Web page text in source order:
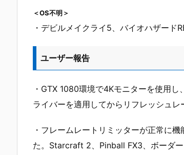
＜OS不明＞
・デビルメイクライ5、バイオハザード
ユーザー報告
・GTX 1080環境で4Kモニターを使用
ライバーを適用してからリフレッシュ
・フレームレートリミッターが正常に
た。Starcraft 2、Pinball FX3、ボーダ